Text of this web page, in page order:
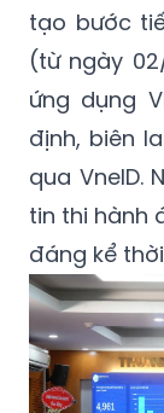
tạo bước
(từ ngày
ứng dụng
định, biên
qua VneID.
tin thi hành
đáng kể